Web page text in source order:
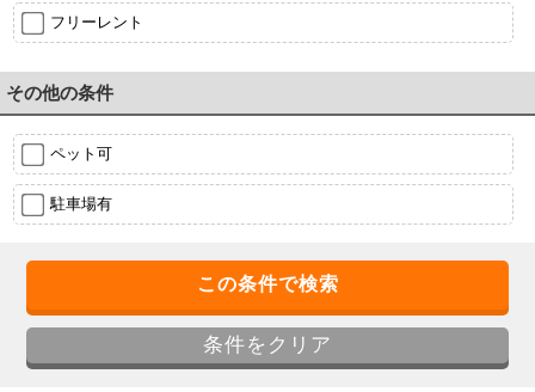
フリーレント
その他の条件
ペット可
駐車場有